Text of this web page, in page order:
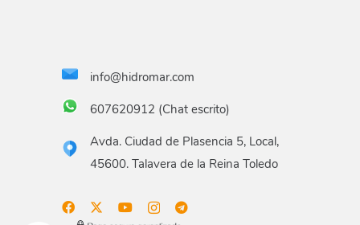
info@hidromar.com
607620912 (Chat escrito)
Avda. Ciudad de Plasencia 5, Local,
45600. Talavera de la Reina Toledo